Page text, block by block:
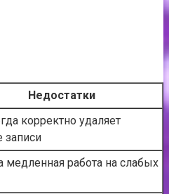
Недостатки
корректно удаляет
записи
медленная работа на слабых